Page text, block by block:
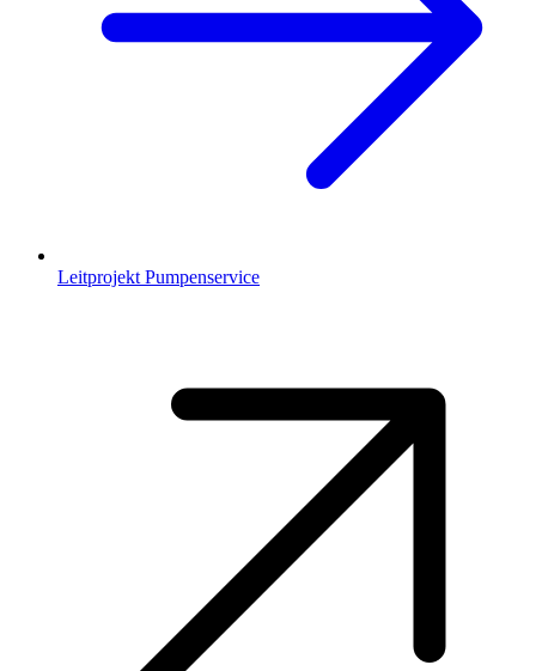
Leitprojekt Pumpenservice